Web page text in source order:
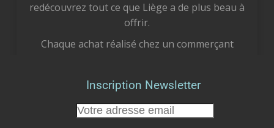
redécouvrez tout ce que Liège a de plus beau à
offrir.
Chaque achat réalisé chez un commerçant
des hommes passionnés, vous préservez des
emplois et vous participez à faire vivre le cœur
de notre cité.
Inscription Newsletter